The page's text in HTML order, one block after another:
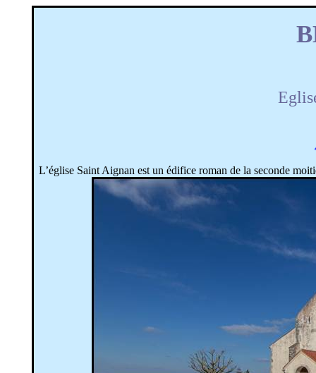
L’église Saint Aignan est un édifice roman de la seconde